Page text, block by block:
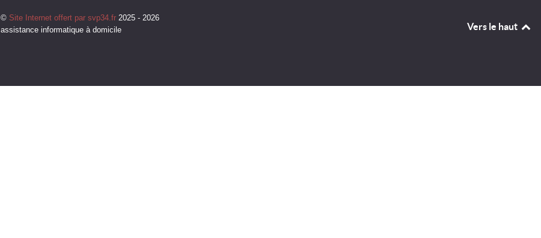
© Site Internet offert par svp34.fr2025 - 2026
assistance informatique à domicile
Vers le haut